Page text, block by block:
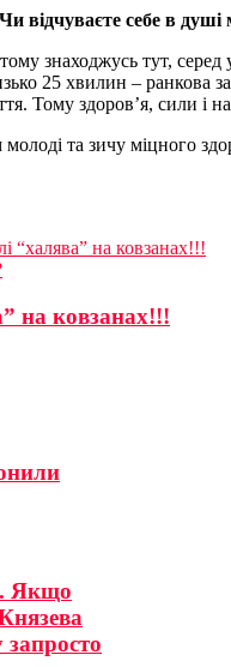
відчуваєте себе в
знаходжусь тут,
25 хвилин – ранкова
Тому здоров’я, сили і
та зичу міцного
“халява” на ковзанах!!!
на ковзанах!!!
Якщо